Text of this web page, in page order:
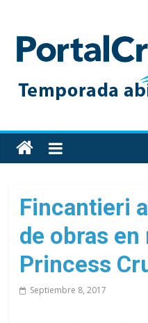
content
Toda
la
de
cruceros
en
un
solo
Fincantieri
de obras en
Princess
Septiembre 8, 2017